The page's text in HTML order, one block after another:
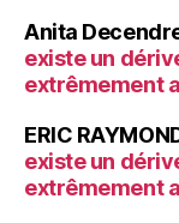
Anita
existe un
extrêmement
ERIC
existe un
extrêmement